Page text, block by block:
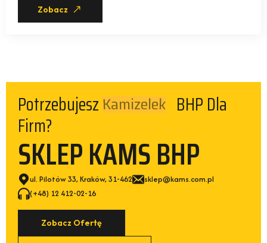
Zobacz
PotrzebujeszKamizelek BHP Dla
Firm?
SKLEP KAMS BHP
ul. Pilotów 33, Kraków, 31-462
sklep@kams.com.pl
(+48) 12 412-02-16
Zobacz Ofertę